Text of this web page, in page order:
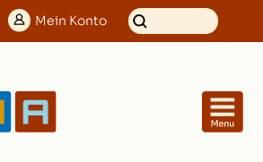
Mein Konto